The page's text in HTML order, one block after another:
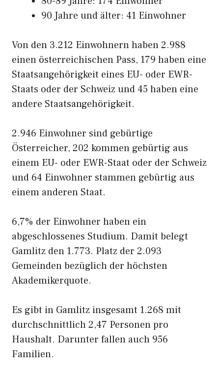
90 Jahre und älter: 41 Einwohner
Von den 3.212 Einwohnern haben 2.988
einen österreichischen Pass, 179 haben eine
Staatsangehörigkeit eines EU- oder EWR-
Staats oder der Schweiz und 45 haben eine
andere Staatsangehörigkeit.
2.946 Einwohner sind gebürtige
Österreicher, 202 kommen gebürtig aus
einem EU- oder EWR-Staat oder der Schweiz
und 64 Einwohner stammen gebürtig aus
einem anderen Staat.
6,7% der Einwohner haben ein
abgeschlossenes Studium. Damit belegt
Gamlitz den 1.773. Platz der 2.093
Gemeinden bezüglich der höchsten
Akademikerquote.
Es gibt in Gamlitz insgesamt 1.268 mit
durchschnittlich 2,47 Personen pro
Haushalt. Darunter fallen auch 956
Familien.